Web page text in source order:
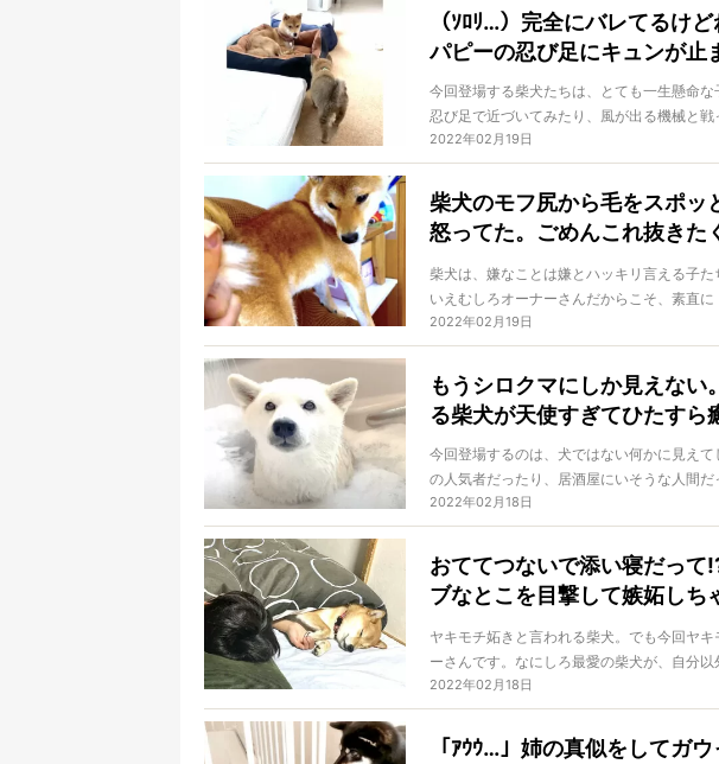
（ｿﾛﾘ…）完全にバレてるけ
パピーの忍び足にキュンが止
今回登場する柴犬たちは、とても一生懸命
忍び足で近づいてみたり、風が出る機械と
るほど、笑いを誘ってしまうのです！
2022年02月19日
柴犬のモフ尻から毛をスポッ
怒ってた。ごめんこれ抜き
り】
柴犬は、嫌なことは嫌とハッキリ言える子
いえむしろオーナーさんだからこそ、素直
のお怒りポイントがどこにあるかは、少々予
2022年02月19日
もうシロクマにしか見えな
る柴犬が天使すぎてひたすら
今回登場するのは、犬ではない何かに見え
の人気者だったり、居酒屋にいそうな人間
白いことになってしまうのか、本当に柴犬っ
2022年02月18日
おててつないで添い寝だって
ブなとこを目撃して嫉妬しち
ヤキモチ妬きと言われる柴犬。でも今回ヤ
ーさんです。なにしろ最愛の柴犬が、自分
すから。そりゃ、妬けちゃいますよ！
2022年02月18日
「ｱｳｳ…」姉の真似をしてガ